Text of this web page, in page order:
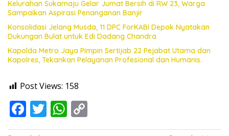
Kelurahan Sukamaju Gelar Jumat Bersih di RW 23, Warga
Sampaikan Aspirasi Penanganan Banjir
Konsolidasi Jelang Musda, 11 DPC ForKABI Depok Nyatakan
Dukungan Bulat untuk Edi Dadang Chandra
Kapolda Metro Jaya Pimpin Sertijab 22 Pejabat Utama dan
Kapolres, Tekankan Pelayanan Profesional dan Humanis.
Post Views: 158
F
ac
T
w
W
h o